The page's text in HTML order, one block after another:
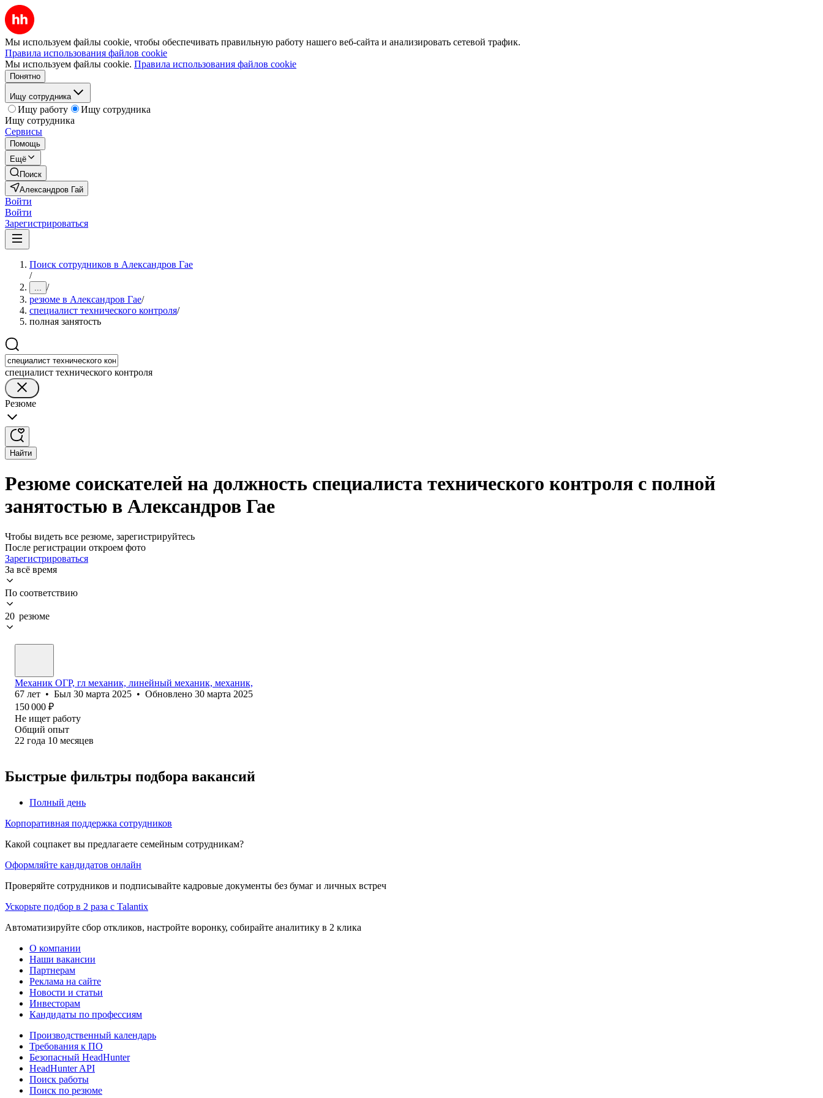
Мы используем файлы cookie, чтобы обеспечивать правильную работу нашего веб-сайта и анализировать сетевой трафик.
Правила использования файлов cookie
Мы используем файлы cookie. Правила использования файлов cookie
Понятно
Ищу сотрудника
Ищу работу
Ищу сотрудника
Ищу сотрудника
Сервисы
Помощь
Ещё
Поиск
Александров Гай
Войти
Войти
Зарегистрироваться
Поиск сотрудников в Александров Гае
/
... /
резюме в Александров Гае/
специалист технического контроля/
полная занятость
специалист технического контроля
Резюме
Найти
Резюме соискателей на должность специалиста технического контроля с полной
занятостью в Александров Гае
Чтобы видеть все резюме, зарегистрируйтесь
После регистрации откроем фото
Зарегистрироваться
За всё время
По соответствию
20 резюме
Механик ОГР, гл механик, линейный механик, механик,
67 лет • Был 30 марта 2025 • Обновлено 30 марта 2025
150 000 ₽
Не ищет работу
Общий опыт
22 года 10 месяцев
Быстрые фильтры подбора вакансий
Полный день
Корпоративная поддержка сотрудников
Какой соцпакет вы предлагаете семейным сотрудникам?
Оформляйте кандидатов онлайн
Проверяйте сотрудников и подписывайте кадровые документы без бумаг и личных встреч
Ускорьте подбор в 2 раза с Talantix
Автоматизируйте сбор откликов, настройте воронку, собирайте аналитику в 2 клика
О компании
Наши вакансии
Партнерам
Реклама на сайте
Новости и статьи
Инвесторам
Кандидаты по профессиям
Производственный календарь
Требования к ПО
Безопасный HeadHunter
HeadHunter API
Поиск работы
Поиск по резюме